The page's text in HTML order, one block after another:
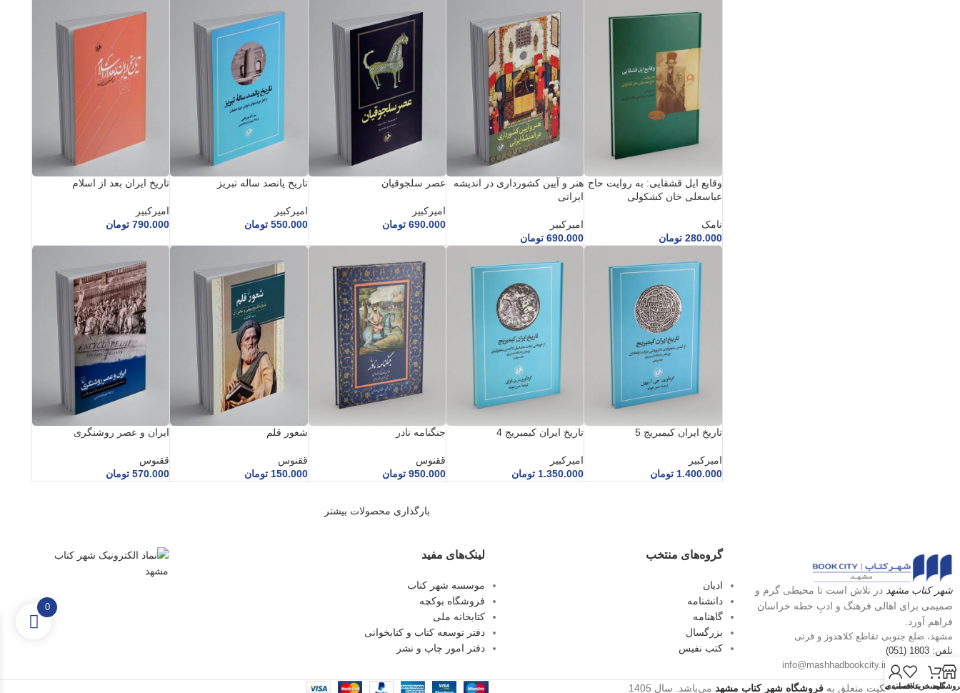
وقایع ایل قشقایی: به روایت حاج
عباسعلی خان کشکولی
نامک
280.000 تومان
هنر و آیین کشورداری در اندیشه
ایرانی
امیرکبیر
690.000 تومان
عصر سلجوقیان
امیرکبیر
690.000 تومان
تاریخ پانصد ساله تبریز
امیرکبیر
550.000 تومان
تاریخ ایران بعد از اسلام
امیرکبیر
790.000 تومان
تاریخ ایران کیمبریج 5
امیرکبیر
1.400.000 تومان
تاریخ ایران کیمبریج 4
امیرکبیر
1.350.000 تومان
جنگنامه نادر
ققنوس
950.000 تومان
شعور قلم
ققنوس
150.000 تومان
ایران و عصر روشنگری
ققنوس
570.000 تومان
بارگذاری محصولات بیشتر
شهر کتاب مشهد در تلاش است تا محیطی گرم و
صمیمی برای اهالی فرهنگ و ادبِ خطه خراسان
فراهم آورد.
مشهد، ضلع جنوبی تقاطع کلاهدوز و قرنی
تلفن: 1803 (051)
پست الکترونیک: info@mashhadbookcity.ir
گروه‌های منتخب
ادیان
دانشنامه
گاهنامه
بزرگسال
کتب نفیس
لینک‌های مفید
موسسه شهر کتاب
فروشگاه بوکچه
کتابخانه ملی
دفتر توسعه کتاب و کتابخوانی
دفتر امور چاپ و نشر
تمامی حقوق و مالکیت متعلق به فروشگاه شهر کتاب مشهد می‌باشد. سال 1405 سبد خرید
لیست علاقه‌مندی‌ها
حساب من
0